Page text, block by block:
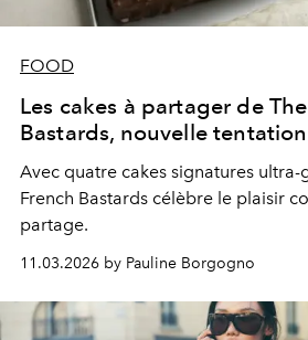
FOOD
Les cakes à partager de
Bastards, nouvelle
Avec quatre cakes signatures ultra-
French Bastards célèbre le plaisir
partage.
11.03.2026 by Pauline Borgogno